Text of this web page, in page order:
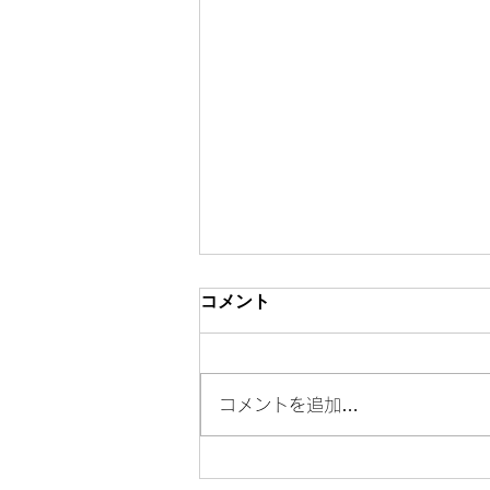
コメント
コメントを追加…